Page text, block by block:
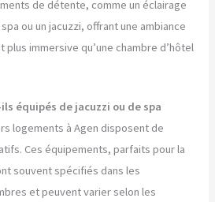
de détente, comme un éclairage
ou un jacuzzi, offrant une ambiance
immersive qu’une chambre d’hôtel
équipés de jacuzzi ou de spa
logements à Agen disposent de
Ces équipements, parfaits pour la
souvent spécifiés dans les
et peuvent varier selon les